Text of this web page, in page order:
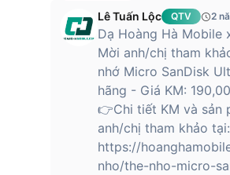
Lê Tuấn Lộc QTV 2
Dạ Hoàng Hà Mobile
Mời anh/chị tham
nhớ Micro SanDisk
hãng - Giá KM:
👉Chi tiết KM và sản
anh/chị tham khảo tại:
https://
nho/the-nho-micro-